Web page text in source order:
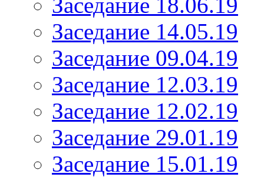
Заседание 14.05.19
Заседание 09.04.19
Заседание 12.03.19
Заседание 12.02.19
Заседание 29.01.19
Заседание 15.01.19